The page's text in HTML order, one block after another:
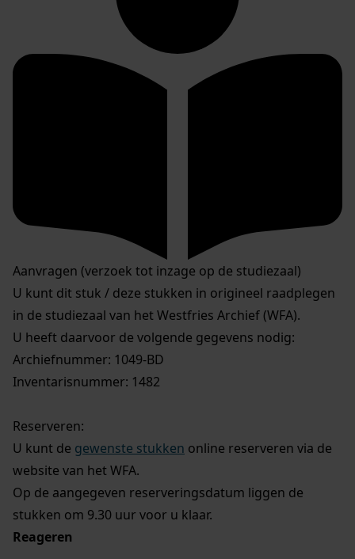
Aanvragen (verzoek tot inzage op de studiezaal)
U kunt dit stuk / deze stukken in origineel raadplegen
in de studiezaal van het Westfries Archief (WFA).
U heeft daarvoor de volgende gegevens nodig:
Archiefnummer: 1049-BD
Inventarisnummer: 1482
Reserveren:
U kunt de gewenste stukken online reserveren via de
website van het WFA.
Op de aangegeven reserveringsdatum liggen de
stukken om 9.30 uur voor u klaar.
Reageren